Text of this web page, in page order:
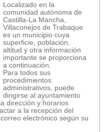
Localizado en la
comunidad autónoma de
Castilla-La Mancha,
Villaconejos de Trabaque
es un municipio cuya
superficie, población,
altitud y otra información
importante se proporciona
a continuación.
Para todos sus
procedimientos
administrativos, puede
dirigirse al ayuntamiento
dirección y horarios
a la recepción del
electrónico según su